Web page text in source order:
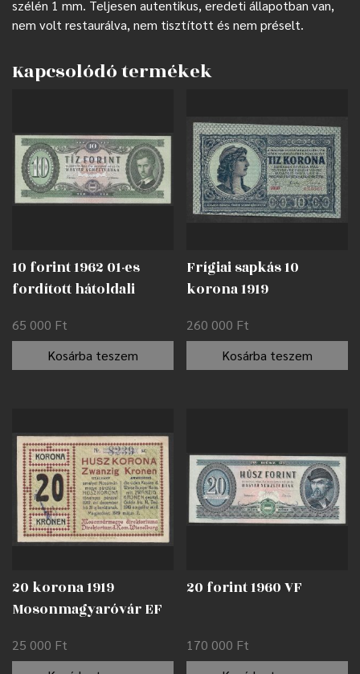
szélén 1 mm. Teljesen autentikus, eredeti állapotban van,
nem volt restaurálva, nem tisztított és nem préselt.
Kapcsolódó termékek
10 forint 1962 01-es
fordított hátoldali
65 000 Ft
Kosárba teszem
Frígiai sapkás 10
korona 1919
260 000 Ft
Kosárba teszem
20 korona 1919
Mosonmagyaróvár EF
25 000 Ft
20 forint 1960 VF
170 000 Ft